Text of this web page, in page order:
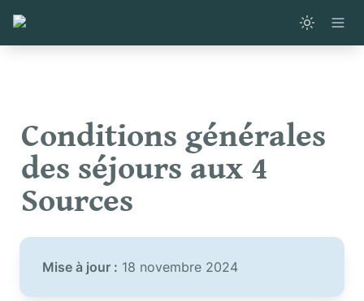
Conditions générales
des séjours aux 4
Sources
Mise à jour : 18 novembre 2024